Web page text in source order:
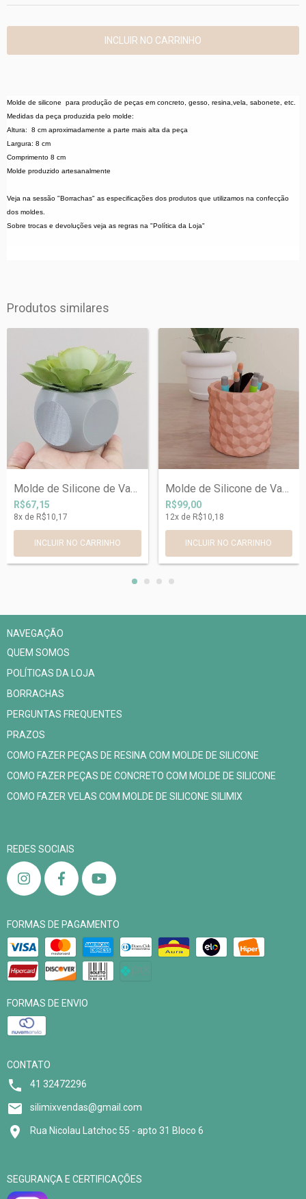
Molde de silicone para produção de peças em concreto, gesso, resina,vela, sabonete, etc.
Medidas da peça produzida pelo molde:
Altura: 8 cm aproximadamente a parte mais alta da peça
Largura: 8 cm
Comprimento 8 cm
Molde produzido artesanalmente
Veja na sessão "Borrachas" as especificações dos produtos que utilizamos na confecção
dos moldes.
Sobre trocas e devoluções veja as regras na "Política da Loja"
Produtos similares
Molde de Silicone de Vaso Círculos Ref 9...
R$67,15
8x de R$10,17
Molde de Silicone de Vaso Textura Ref 70...
R$99,00
12x de R$10,18
NAVEGAÇÃO
QUEM SOMOS
POLÍTICAS DA LOJA
BORRACHAS
PERGUNTAS FREQUENTES
PRAZOS
COMO FAZER PEÇAS DE RESINA COM MOLDE DE SILICONE
COMO FAZER PEÇAS DE CONCRETO COM MOLDE DE SILICONE
COMO FAZER VELAS COM MOLDE DE SILICONE SILIMIX
REDES SOCIAIS
FORMAS DE PAGAMENTO
FORMAS DE ENVIO
CONTATO
41 32472296
silimixvendas@gmail.com
Rua Nicolau Latchoc 55 - apto 31 Bloco 6
SEGURANÇA E CERTIFICAÇÕES